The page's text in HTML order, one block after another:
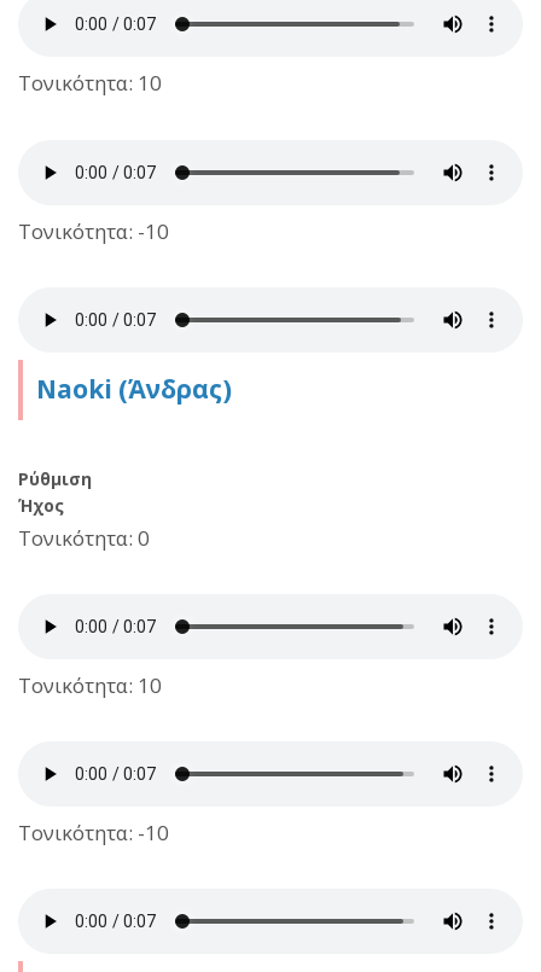
Τονικότητα: 10
Τονικότητα: -10
Naoki (Άνδρας)
Ρύθμιση
Ήχος
Τονικότητα: 0
Τονικότητα: 10
Τονικότητα: -10